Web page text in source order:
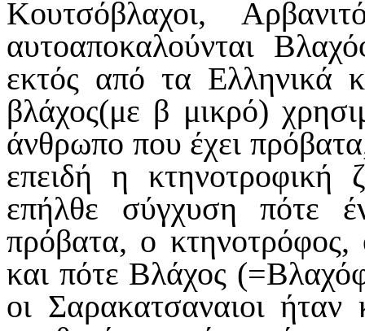
Κουτσόβλαχοι,
αυτοαποκαλούνται
εκτός από τα Ελληνικά
βλάχος(με β μικρό)
άνθρωπο που έχει
επειδή η κτηνοτροφική
επήλθε σύγχυση πότε
πρόβατα, ο κτηνοτρόφος,
και πότε Βλάχος
οι Σαρακατσαναιοι ήταν